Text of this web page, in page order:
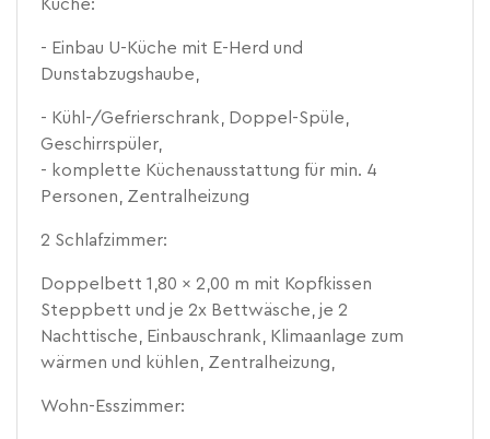
Küche:
- Einbau U-Küche mit E-Herd und
Dunstabzugshaube,
- Kühl-/Gefrierschrank, Doppel-Spüle,
Geschirrspüler,
- komplette Küchenausstattung für min. 4
Personen, Zentralheizung
2 Schlafzimmer:
Doppelbett 1,80 x 2,00 m mit Kopfkissen
Steppbett und je 2x Bettwäsche, je 2
Nachttische, Einbauschrank, Klimaanlage zum
wärmen und kühlen, Zentralheizung,
Wohn-Esszimmer: